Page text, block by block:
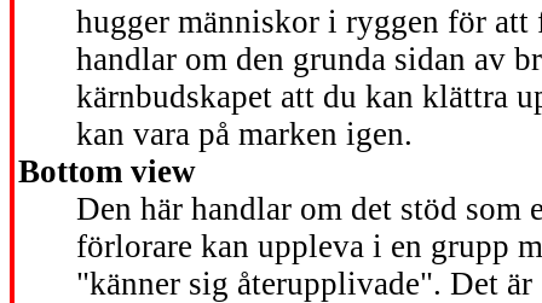
hugger människor i ryggen för
handlar om den grunda sidan av
kärnbudskapet att du kan klättra
kan vara på marken igen.
Bottom view
Den här handlar om det stöd som
förlorare kan uppleva i en grupp
"känner sig återupplivade". Det